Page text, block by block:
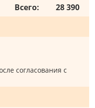
Всего: 28 390
согласования с